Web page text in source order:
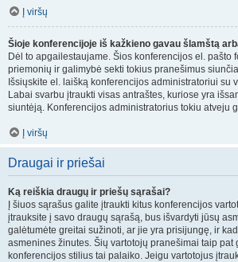
Į viršų
Šioje konferencijoje iš kažkieno gavau šlamštą
Dėl to apgailestaujame. Šios konferencijos el. pašto
priemonių ir galimybė sekti tokius pranešimus
Išsiųskite el. laišką konferencijos administratoriui su
Labai svarbu įtraukti visas antraštes, kuriose yra
siuntėją. Konferencijos administratorius tokiu atveju
Į viršų
Draugai ir priešai
Ką reiškia draugų ir priešų sąrašai?
Į šiuos sąrašus galite įtraukti kitus konferencijos
įtrauksite į savo draugų sąrašą, bus išvardyti jūsų
galėtumėte greitai sužinoti, ar jie yra prisijungę, ir
asmenines žinutes. Šių vartotojų pranešimai taip pat
konferencijos stilius tai palaiko. Jeigu vartotojus